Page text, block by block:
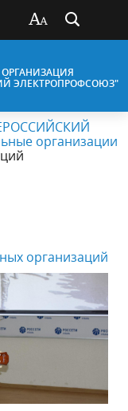
ЭЛЕКТРОПРОФСОЮЗ"
организации
организаций